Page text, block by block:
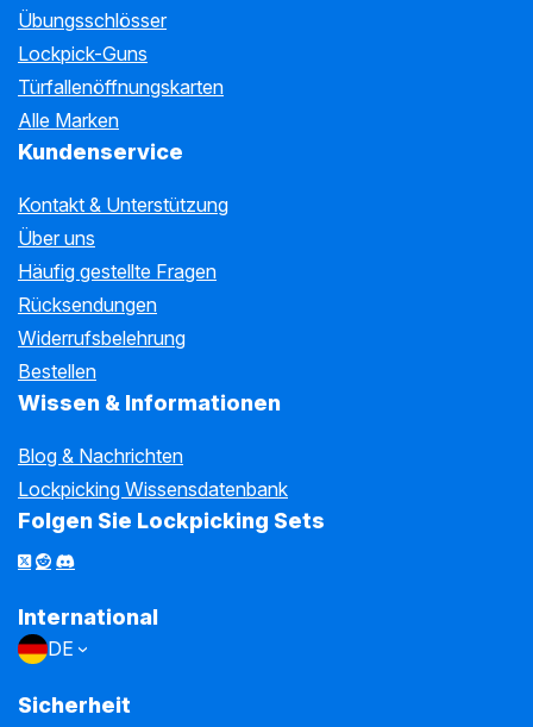
Übungsschlösser
Lockpick-Guns
Türfallenöffnungskarten
Alle Marken
Kundenservice
Kontakt & Unterstützung
Über uns
Häufig gestellte Fragen
Rücksendungen
Widerrufsbelehrung
Bestellen
Wissen & Informationen
Blog & Nachrichten
Lockpicking Wissensdatenbank
Folgen Sie Lockpicking Sets
International
DE
Sicherheit